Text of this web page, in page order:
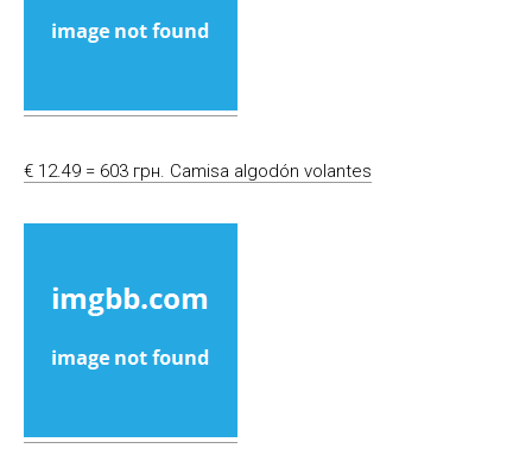
€ 12.49 = 603 грн. Camisa algodón volantes